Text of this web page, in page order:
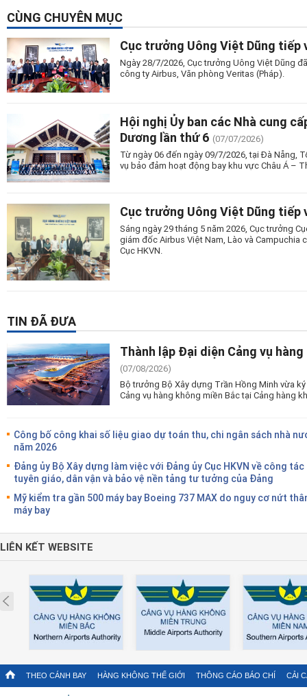
CÙNG CHUYÊN MỤC
Cục trưởng Uông Việt Dũng tiếp
Ngày 28/7/2026, Cục trưởng Uông Việt Dũng
công ty Airbus, Văn phòng Veritas (Pháp).
Hội nghị Ủy ban các Nhà cung
Dương lần thứ 6 (07/07/2026)
Từ ngày 06 đến ngày 09/7/2026, tại Đà Nẵng,
vụ bảo đảm hoạt động bay khu vực Châu Á –
Cục trưởng Uông Việt Dũng
Sáng ngày 29 tháng 5 năm 2026, Cục trưởng
giám đốc Airbus Việt Nam, Lào và
Cục HKVN.
TIN ĐÃ ĐƯA
Thành lập Đại diện Cảng vụ
(07/08/2026)
Bộ trưởng Bộ Xây dựng Trần Hồng Minh vừa
Cảng vụ hàng không miền Bắc tại Cảng hàng
Công bố công khai số liệu giao dự toán thu, chi ngân sách nhà
năm 2026
Đảng ủy Bộ Xây dựng làm việc với Đảng ủy Cục HKVN về công tác
tuyên giáo, dân vận và bảo vệ nền tảng tư tưởng của Đảng
Mỹ kiểm tra gần 500 máy bay Boeing 737 MAX do nguy cơ nứt
máy bay
LIÊN KẾT WEBSITE
Prev
THEO CÁNH BAY HÀNG KHÔNG THẾ GIỚI THÔNG CÁO BÁO CHÍ CẢI